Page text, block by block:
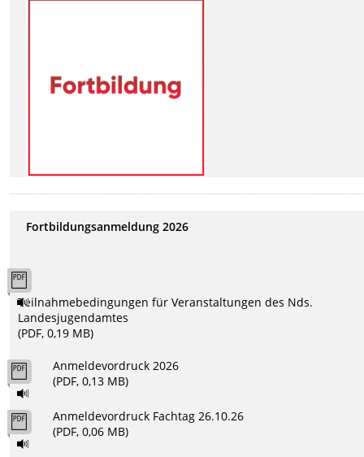
Fortbildungsanmeldung 2026
Teilnahmebedingungen für Veranstaltungen des Nds.
Landesjugendamtes
(PDF, 0,19 MB)
Anmeldevordruck 2026
(PDF, 0,13 MB)
Anmeldevordruck Fachtag 26.10.26
(PDF, 0,06 MB)